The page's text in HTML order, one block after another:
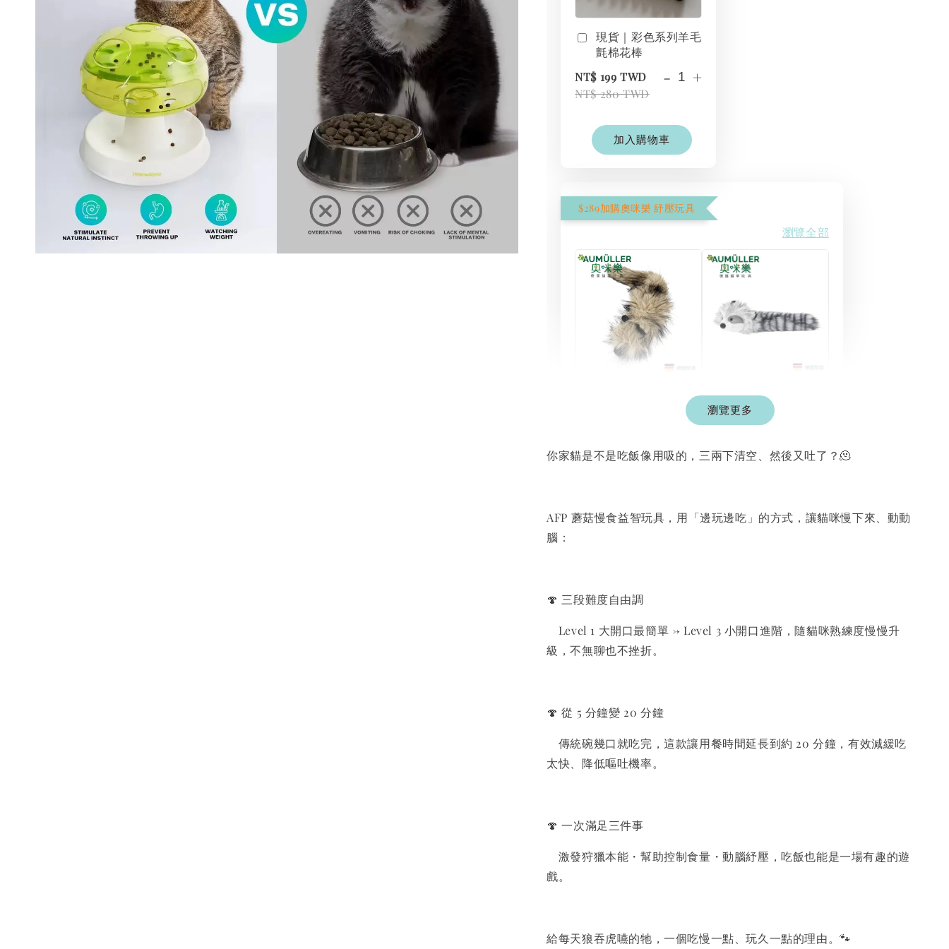
現貨｜彩色系列羊毛
氈棉花棒
NT$ 199 TWD
NT$ 280 TWD
- +
加入購物車
$289加購奧咪樂 紓壓玩具
瀏覽全部
Aumüller 奧咪樂｜
貓草纈草根玩具｜毛
NT$ 289 TWD
- +
德國 Aumüller 奧咪
樂 毛毛浣熊｜貓薄
荷+木天蓼+纈草根
NT$ 289 TWD
- +
NT$ 145 TWD
瀏覽更多
你家貓是不是吃飯像用吸的，三兩下清空、然後又吐了？🫠
AFP 蘑菇慢食益智玩具，用「邊玩邊吃」的方式，讓貓咪慢下來、動動
腦：
🍄 三段難度自由調
Level 1 大開口最簡單 → Level 3 小開口進階，隨貓咪熟練度慢慢升
級，不無聊也不挫折。
🍄 從 5 分鐘變 20 分鐘
傳統碗幾口就吃完，這款讓用餐時間延長到約 20 分鐘，有效減緩吃
太快、降低嘔吐機率。
🍄 一次滿足三件事
激發狩獵本能・幫助控制食量・動腦紓壓，吃飯也能是一場有趣的遊
戲。
給每天狼吞虎嚥的牠，一個吃慢一點、玩久一點的理由。🐾